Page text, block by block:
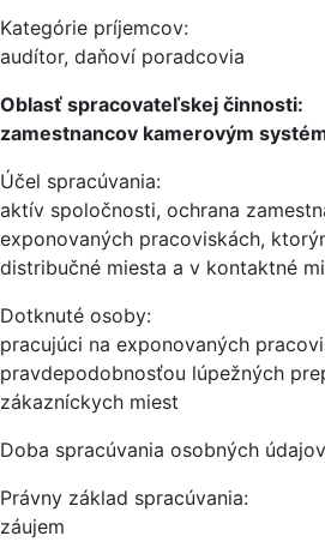
Kategórie
audítor, daňoví poradcovia
Oblasť spracovateľskej
zamestnancov kamerovým
Účel
aktív spoločnosti, ochrana
exponovaných pracoviskách,
distribučné miesta a v kontaktné
Dotknuté osoby:
pracujúci na exponovaných
pravdepodobnosťou lúpežných
zákazníckych miest
Doba spracúvania osobných
Právny základ
záujem